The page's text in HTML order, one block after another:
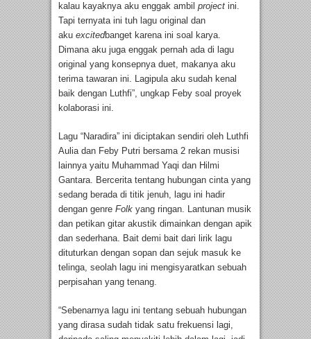
kalau kayaknya aku enggak ambil project ini.
Tapi ternyata ini tuh lagu original dan
aku excitedbanget karena ini soal karya.
Dimana aku juga enggak pernah ada di lagu
original yang konsepnya duet, makanya aku
terima tawaran ini. Lagipula aku sudah kenal
baik dengan Luthfi”, ungkap Feby soal proyek
kolaborasi ini.
Lagu “Naradira” ini diciptakan sendiri oleh Luthfi
Aulia dan Feby Putri bersama 2 rekan musisi
lainnya yaitu Muhammad Yaqi dan Hilmi
Gantara. Bercerita tentang hubungan cinta yang
sedang berada di titik jenuh, lagu ini hadir
dengan genre Folk yang ringan. Lantunan musik
dan petikan gitar akustik dimainkan dengan apik
dan sederhana. Bait demi bait dari lirik lagu
dituturkan dengan sopan dan sejuk masuk ke
telinga, seolah lagu ini mengisyaratkan sebuah
perpisahan yang tenang.
“Sebenarnya lagu ini tentang sebuah hubungan
yang dirasa sudah tidak satu frekuensi lagi,